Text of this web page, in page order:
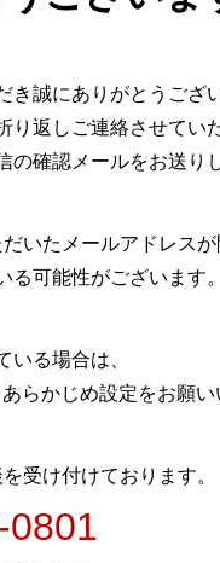
誠にありがとうござ
返しご連絡させてい
確認メールをお送り
いたメールアドレスが
可能性がございます。
いる場合は、
らかじめ設定をお願い
受け付けております。
0801